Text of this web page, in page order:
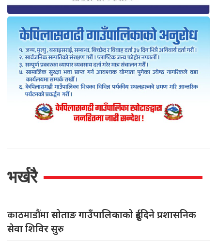
भर्खरै
काठमाडौंमासोताङ गाउँपालिकाको दुईदिने प्रशासनिक
सेवा शिविर सुरु